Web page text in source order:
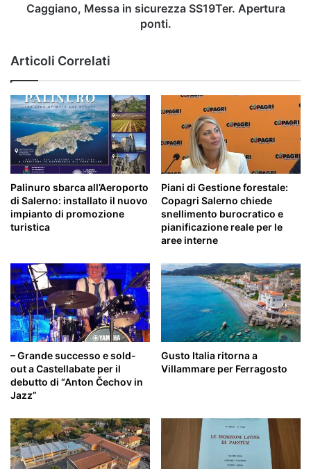
Caggiano, Messa in sicurezza SS19Ter. Apertura
ponti.
Articoli Correlati
Palinuro sbarca all’Aeroporto
di Salerno: installato il nuovo
impianto di promozione
turistica
Piani di Gestione forestale:
Copagri Salerno chiede
snellimento burocratico e
pianificazione reale per le
aree interne
– Grande successo e sold-
out a Castellabate per il
debutto di “Anton Čechov in
Jazz”
Gusto Italia ritorna a
Villammare per Ferragosto